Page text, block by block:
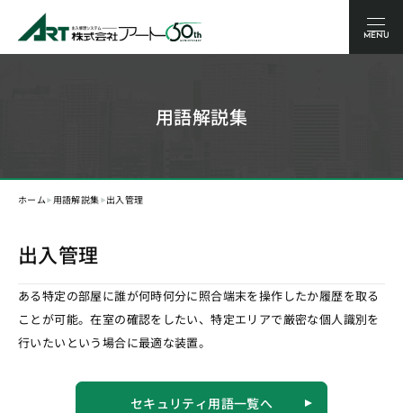
MENU
用語解説集
ホーム‣用語解説集‣出入管理
出入管理
ある特定の部屋に誰が何時何分に照合端末を操作したか履歴を取る
ことが可能。在室の確認をしたい、特定エリアで厳密な個人識別を
行いたいという場合に最適な装置。
セキュリティ用語一覧へ